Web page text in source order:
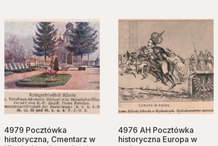
4979 Pocztówka
historyczna, Cmentarz w
4976 AH Pocztówka
historyczna Europa w